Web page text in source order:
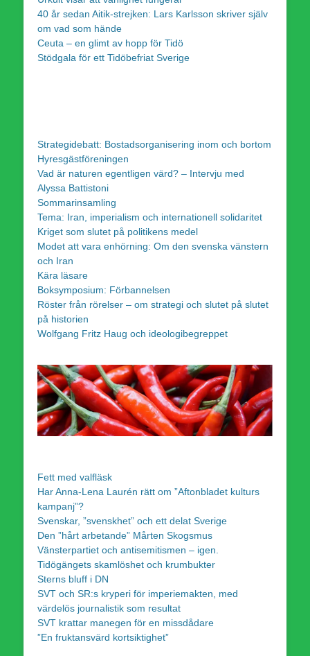
40 år sedan Aitik-strejken: Lars Karlsson skriver själv
om vad som hände
Ceuta – en glimt av hopp för Tidö
Stödgala för ett Tidöbefriat Sverige
Strategidebatt: Bostadsorganisering inom och bortom
Hyresgästföreningen
Vad är naturen egentligen värd? – Intervju med
Alyssa Battistoni
Sommarinsamling
Tema: Iran, imperialism och internationell solidaritet
Kriget som slutet på politikens medel
Modet att vara enhörning: Om den svenska vänstern
och Iran
Kära läsare
Boksymposium: Förbannelsen
Röster från rörelser – om strategi och slutet på slutet
på historien
Wolfgang Fritz Haug och ideologibegreppet
Fett med valfläsk
Har Anna-Lena Laurén rätt om ”Aftonbladet kulturs
kampanj”?
Svenskar, ”svenskhet” och ett delat Sverige
Den ”hårt arbetande” Mårten Skogsmus
Vänsterpartiet och antisemitismen – igen.
Tidögängets skamlöshet och krumbukter
Sterns bluff i DN
SVT och SR:s kryperi för imperiemakten, med
värdelös journalistik som resultat
SVT krattar manegen för en missdådare
”En fruktansvärd kortsiktighet”